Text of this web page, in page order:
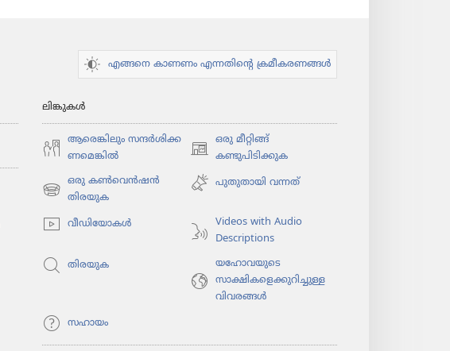
എങ്ങനെ കാണണം എന്നതിന്റെ ക്രമീകരണങ്ങൾ
ലിങ്കുകൾ
ആരെങ്കി​ലും സന്ദർശി​ക്ക​
ണ​മെ​ങ്കിൽ
ഒരു മീറ്റിങ്ങ്
കണ്ടുപിടിക്കുക
(പുതിയ
പേജ്
തുറക്കുക)
ഒരു കൺവെൻഷൻ
തിരയുക
(പുതിയ
തുറക്കുക)
പുതുതായി വന്നത്‌
വീഡി​യോ​കൾ
Videos with Audio
Descriptions
തിരയുക
യഹോവയുടെ
സാക്ഷികളെക്കുറിച്ചുള്ള
വിവരങ്ങൾ
സഹായം